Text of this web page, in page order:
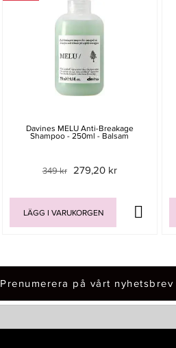
Davines MELU Anti-Breakage
Shampoo - 250ml - Balsam
349 kr 279,20 kr
LÄGG I VARUKORGEN
Prenumerera på vårt nyhetsbrev